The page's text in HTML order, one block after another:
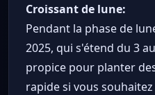
Croissant de lune:
Pendant la phase de
2025, qui s'étend du 3
propice pour planter
rapide si vous